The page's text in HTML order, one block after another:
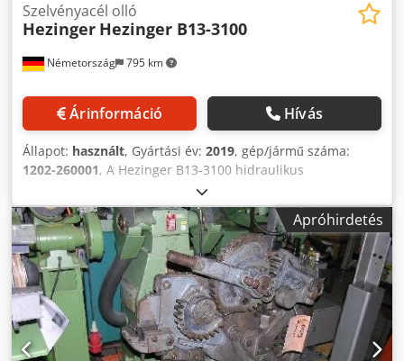
Németország 795 km
Szelvényacél olló
Hezinger Hezinger B13-3100
Árinformáció Hívás
Állapot: használt, Gyártási év: 2019, gép/jármű száma:
1202-260001, A Hezinger B13-3100 hidraulikus
lemezelvágó erőteljes és precíz vágógép, amelyet
professzionális felhasználásra terveztek a lemez- és
acélmegmunkálás területén. Ideális megoldás lemezek
pontos vágásához, akár 13 mm anyagvastagságig és 3100
mm vágási hosszúságig, masszív felépítésével, kiváló
vágási minőségével és megbízható hidraulikájával
emelkedik ki. A robusztus konstrukciónak, a precíz
késvezetésnek és a felhasználóbarát kezelhetőségnek
köszönhetően a Hezinger B13-3100 nagy ismétlési
Apróhirdetés